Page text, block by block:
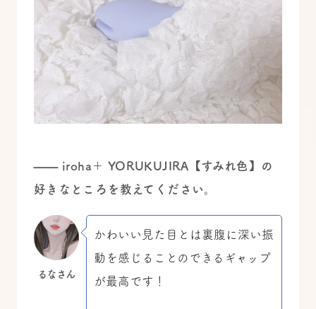
—— iroha＋ YORUKUJIRA【すみれ色】の
好きなところを教えてください。
るなさん
かわいい見た目とは裏腹に深い振
動を感じることのできるギャップ
が最高です！